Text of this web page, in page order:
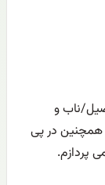
ناب و
همچنین در پی